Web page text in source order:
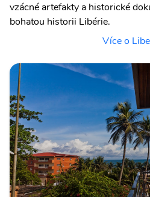
vzácné artefakty a historické
bohatou historii Libérie.
Více o